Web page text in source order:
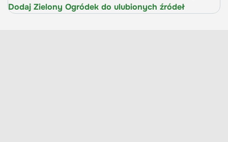
Dodaj Zielony Ogródek do ulubionych źródeł